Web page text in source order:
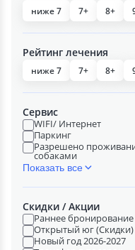
ниже 7 7+ 8+
Рейтинг лечения
ниже 7 7+ 8+
Сервис
WIFI/ Интернет
Паркинг
Разрешено
собаками
Показать все
Скидки / Акции
Раннее бронирование
Открытый юг (Скидки)
Новый год 2026-2027